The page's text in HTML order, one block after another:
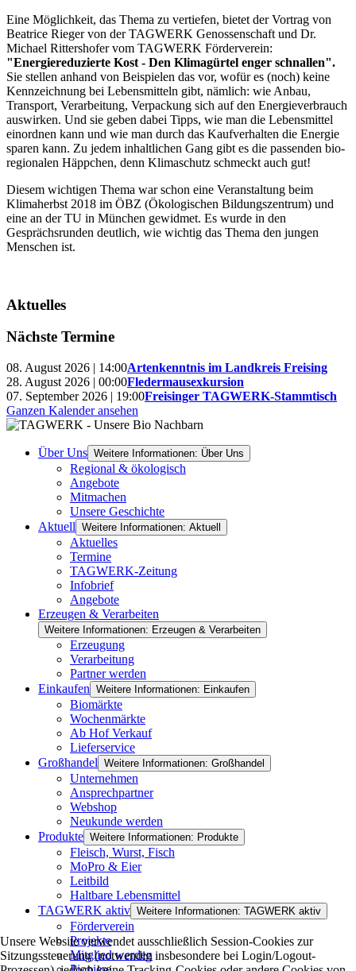
Eine Möglichkeit, das Thema zu vertiefen, bietet der Vortrag von
Beatrice Rieger von der TAGWERK Genossenschaft und Dr.
Michael Rittershofer vom TAGWERK Förderverein:
"Energiereduzierte Kost - Den Klimagürtel enger schnallen".
Sie stellen anhand von Beispielen das vor, wofür es (noch) keine
Kennzeichnung bei Lebensmitteln gibt, nämlich: wie Anbau,
Transport, Verarbeitung, Verpackung sich auf den Energieverbrauch
auswirken. Und sie geben dabei Tipps, wie man die Lebensmittel
einordnen kann und wie man durch das Kaufverhalten die Energie
sparen kann. Zu jedem inhaltlichen Gang gibt es die passenden bio-
regionalen Häppchen, denn Klimaschutz schmeckt auch gut!
Diesem wichtigen Thema war schon eine Veranstaltung beim
Klimaherbst 2018 im ÖBZ (Ökologischen Bildungszentrum) und
eine an der TU in München gewidmet. Es wurde in den
Gesprächsrunden deutlich, wie wichtig das Thema den jungen
Menschen ist.
Aktuelles
Nächste Termine
08. August 2026 | 14:00Artenkenntnis im Landkreis Freising
28. August 2026 | 00:00Fledermausexkursion
07. September 2026 | 19:00Freisinger TAGWERK-Stammtisch
Ganzen Kalender ansehen
Über Uns Weitere Informationen: Über Uns
Regional & ökologisch
Angebote
Mitmachen
Unsere Geschichte
Aktuell Weitere Informationen: Aktuell
Aktuelles
Termine
TAGWERK-Zeitung
Infobrief
Angebote
Erzeugen & Verarbeiten
Weitere Informationen: Erzeugen & Verarbeiten
Erzeugung
Verarbeitung
Partner werden
Einkaufen Weitere Informationen: Einkaufen
Biomärkte
Wochenmärkte
Ab Hof Verkauf
Lieferservice
Großhandel Weitere Informationen: Großhandel
Unternehmen
Ansprechpartner
Webshop
Neukunde werden
Produkte Weitere Informationen: Produkte
Fleisch, Wurst, Fisch
MoPro & Eier
Leitbild
Haltbare Lebensmittel
TAGWERK aktiv Weitere Informationen: TAGWERK aktiv
Förderverein
Projekte
Mitglied werden
Unsere Website verwendet ausschließlich Session-Cookies zur
Sitzungssteuerung (notwendig insbesondere bei Login/Logout-